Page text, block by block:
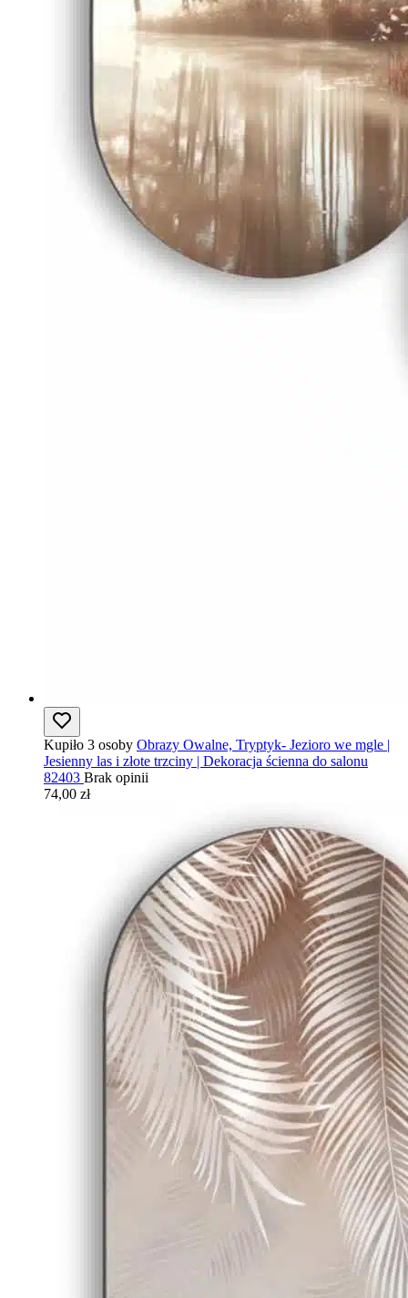
Kupiło 3 osoby Obrazy Owalne, Tryptyk- Jezioro we mgle |
Jesienny las i złote trzciny | Dekoracja ścienna do salonu
82403 Brak opinii
74,00 zł